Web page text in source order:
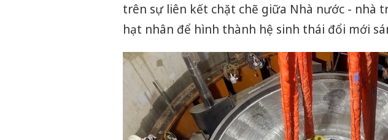
trên sự liên kết chặt chẽ giữa Nhà nước - nhà
hạt nhân để hình thành hệ sinh thái đổi mới